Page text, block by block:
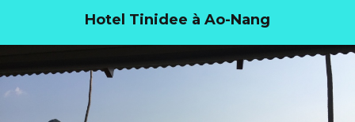
Hotel Tinidee à Ao-Nang